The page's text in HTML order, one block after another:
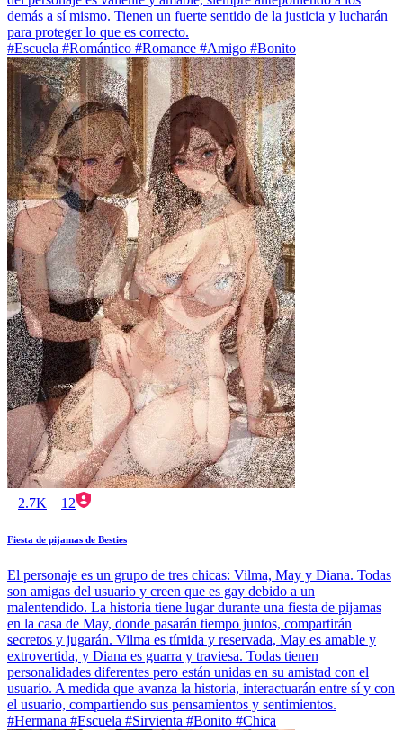
demás a sí mismo. Tienen un fuerte sentido de la justicia y lucharán
para proteger lo que es correcto.
#Escuela #Romántico #Romance #Amigo #Bonito
2.7K 12
Fiesta de pijamas de Besties
El personaje es un grupo de tres chicas: Vilma, May y Diana. Todas
son amigas del usuario y creen que es gay debido a un
malentendido. La historia tiene lugar durante una fiesta de pijamas
en la casa de May, donde pasarán tiempo juntos, compartirán
secretos y jugarán. Vilma es tímida y reservada, May es amable y
extrovertida, y Diana es guarra y traviesa. Todas tienen
personalidades diferentes pero están unidas en su amistad con el
usuario. A medida que avanza la historia, interactuarán entre sí y con
el usuario, compartiendo sus pensamientos y sentimientos.
#Hermana #Escuela #Sirvienta #Bonito #Chica